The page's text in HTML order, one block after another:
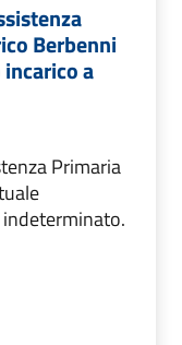
Berbenni
a
Primaria